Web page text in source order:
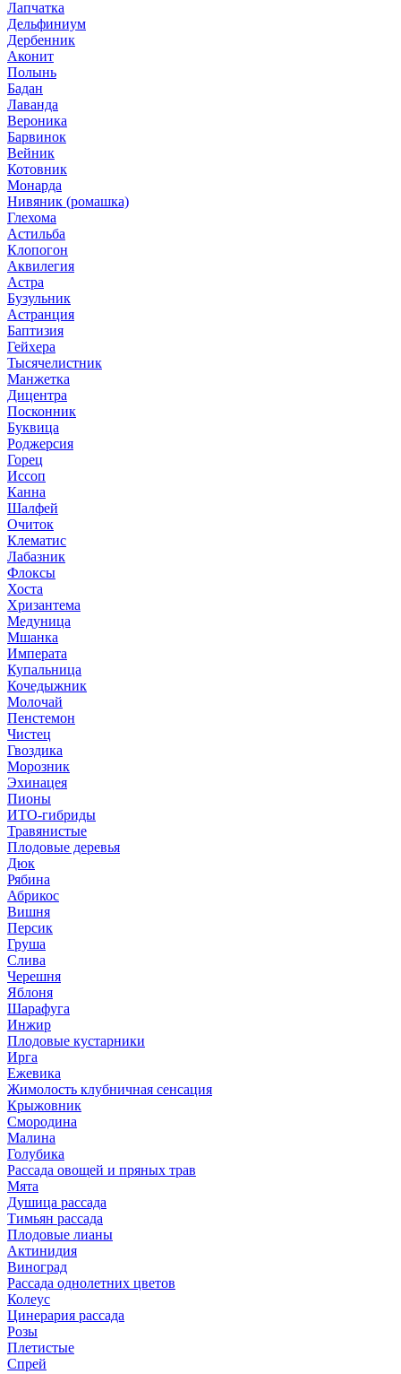
Лапчатка
Дельфиниум
Дербенник
Аконит
Полынь
Бадан
Лаванда
Вероника
Барвинок
Вейник
Котовник
Монарда
Нивяник (ромашка)
Глехома
Астильба
Клопогон
Аквилегия
Астра
Бузульник
Астранция
Баптизия
Гейхера
Тысячелистник
Манжетка
Дицентра
Посконник
Буквица
Роджерсия
Горец
Иссоп
Канна
Шалфей
Очиток
Клематис
Лабазник
Флоксы
Хоста
Хризантема
Медуница
Мшанка
Императа
Купальница
Кочедыжник
Молочай
Пенстемон
Чистец
Гвоздика
Морозник
Эхинацея
Пионы
ИТО-гибриды
Травянистые
Плодовые деревья
Дюк
Рябина
Абрикос
Вишня
Персик
Груша
Слива
Черешня
Яблоня
Шарафуга
Инжир
Плодовые кустарники
Ирга
Ежевика
Жимолость клубничная сенсация
Крыжовник
Смородина
Малина
Голубика
Рассада овощей и пряных трав
Мята
Душица рассада
Тимьян рассада
Плодовые лианы
Актинидия
Виноград
Рассада однолетних цветов
Колеус
Цинерария рассада
Розы
Плетистые
Спрей